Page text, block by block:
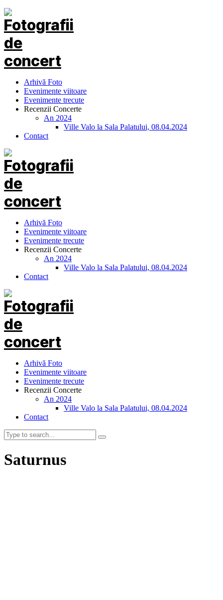
Arhivă Foto
Evenimente viitoare
Evenimente trecute
Recenzii Concerte
An 2024
Ville Valo la Sala Palatului, 08.04.2024
Contact
Arhivă Foto
Evenimente viitoare
Evenimente trecute
Recenzii Concerte
An 2024
Ville Valo la Sala Palatului, 08.04.2024
Contact
Arhivă Foto
Evenimente viitoare
Evenimente trecute
Recenzii Concerte
An 2024
Ville Valo la Sala Palatului, 08.04.2024
Contact
Saturnus